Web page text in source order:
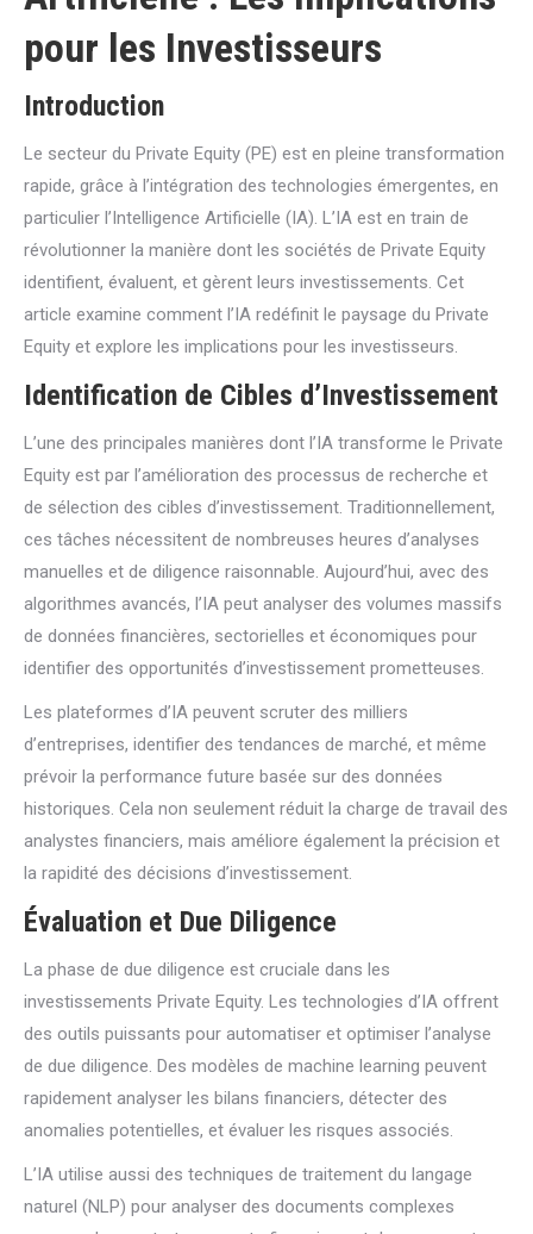
pour les Investisseurs
Introduction
Le secteur du Private Equity (PE) est en pleine transformation
rapide, grâce à l’intégration des technologies émergentes, en
particulier l’Intelligence Artificielle (IA). L’IA est en train de
révolutionner la manière dont les sociétés de Private Equity
identifient, évaluent, et gèrent leurs investissements. Cet
article examine comment l’IA redéfinit le paysage du Private
Equity et explore les implications pour les investisseurs.
Identification de Cibles d’Investissement
L’une des principales manières dont l’IA transforme le Private
Equity est par l’amélioration des processus de recherche et
de sélection des cibles d’investissement. Traditionnellement,
ces tâches nécessitent de nombreuses heures d’analyses
manuelles et de diligence raisonnable. Aujourd’hui, avec des
algorithmes avancés, l’IA peut analyser des volumes massifs
de données financières, sectorielles et économiques pour
identifier des opportunités d’investissement prometteuses.
Les plateformes d’IA peuvent scruter des milliers
d’entreprises, identifier des tendances de marché, et même
prévoir la performance future basée sur des données
historiques. Cela non seulement réduit la charge de travail des
analystes financiers, mais améliore également la précision et
la rapidité des décisions d’investissement.
Évaluation et Due Diligence
La phase de due diligence est cruciale dans les
investissements Private Equity. Les technologies d’IA offrent
des outils puissants pour automatiser et optimiser l’analyse
de due diligence. Des modèles de machine learning peuvent
rapidement analyser les bilans financiers, détecter des
anomalies potentielles, et évaluer les risques associés.
L’IA utilise aussi des techniques de traitement du langage
naturel (NLP) pour analyser des documents complexes